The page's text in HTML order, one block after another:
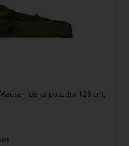
délka pouzdra 128 cm,